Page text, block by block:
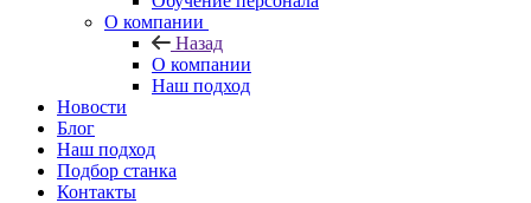
О компании
Назад
О компании
Наш подход
Новости
Блог
Наш подход
Подбор станка
Контакты